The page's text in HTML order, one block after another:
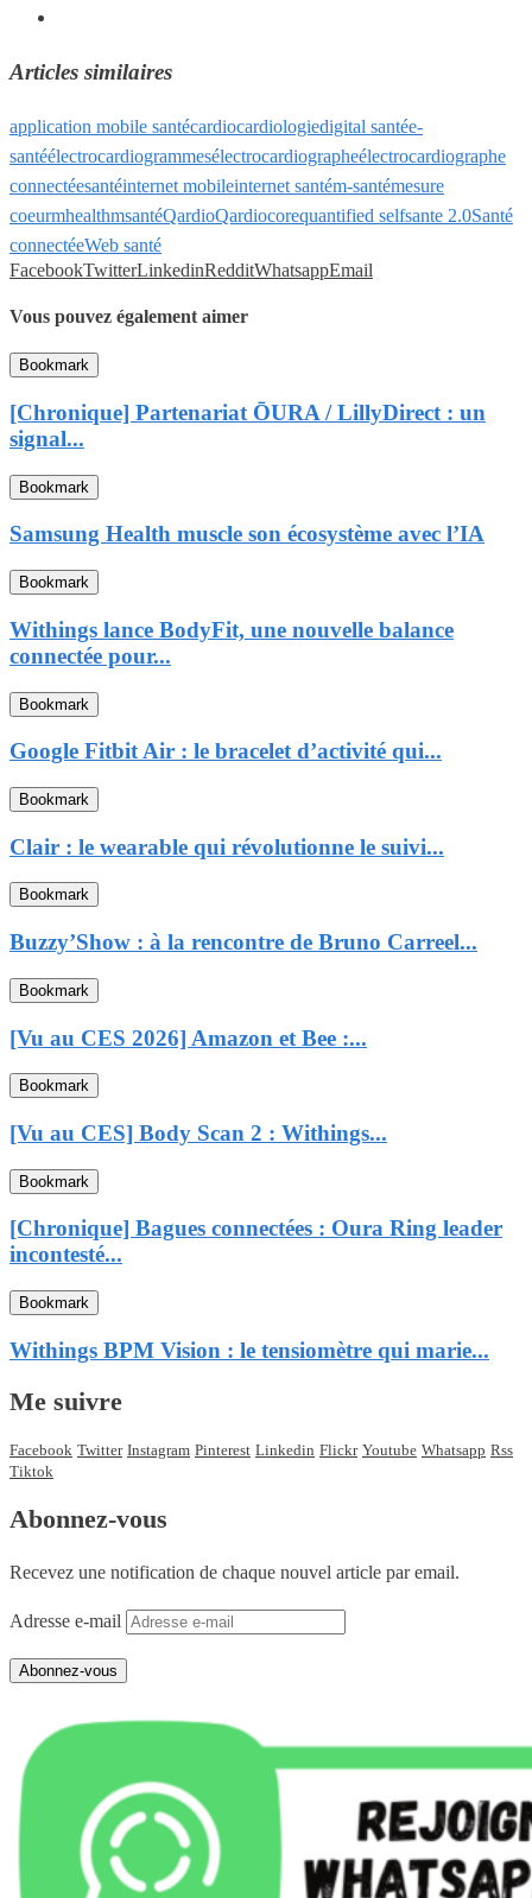
Articles similaires
application mobile santécardiocardiologiedigital santée-
santéélectrocardiogrammesélectrocardiographeélectrocardiographe
connectéesantéinternet mobileinternet santém-santémesure
coeurmhealthmsantéQardioQardiocorequantified selfsante 2.0Santé
connectéeWeb santé
FacebookTwitterLinkedinRedditWhatsappEmail
Vous pouvez également aimer
Bookmark
[Chronique] Partenariat ŌURA / LillyDirect : un
signal...
Bookmark
Samsung Health muscle son écosystème avec l’IA
Bookmark
Withings lance BodyFit, une nouvelle balance
connectée pour...
Bookmark
Google Fitbit Air : le bracelet d’activité qui...
Bookmark
Clair : le wearable qui révolutionne le suivi...
Bookmark
Buzzy’Show : à la rencontre de Bruno Carreel...
Bookmark
[Vu au CES 2026] Amazon et Bee :...
Bookmark
[Vu au CES] Body Scan 2 : Withings...
Bookmark
[Chronique] Bagues connectées : Oura Ring leader
incontesté...
Bookmark
Withings BPM Vision : le tensiomètre qui marie...
Me suivre
Facebook Twitter Instagram Pinterest Linkedin Flickr Youtube Whatsapp Rss
Tiktok
Abonnez-vous
Recevez une notification de chaque nouvel article par email.
Adresse e-mail
Abonnez-vous